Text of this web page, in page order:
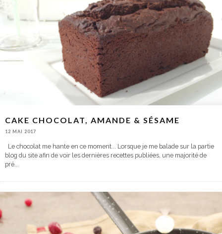
CAKE CHOCOLAT, AMANDE & SÉSAME
12 MAI 2017
Le chocolat me hante en ce moment... Lorsque je me balade sur la partie
blog du site afin de voir les dernières recettes publiées, une majorité de
pré...